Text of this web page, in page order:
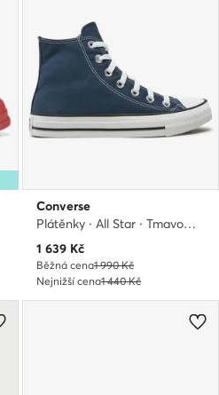
Converse
Plátěnky · All Star · Tmavomodrá
Aktuální cena
1 639 Kč
Běžná cena1 990 Kč
Nejnižší cena1 440 Kč